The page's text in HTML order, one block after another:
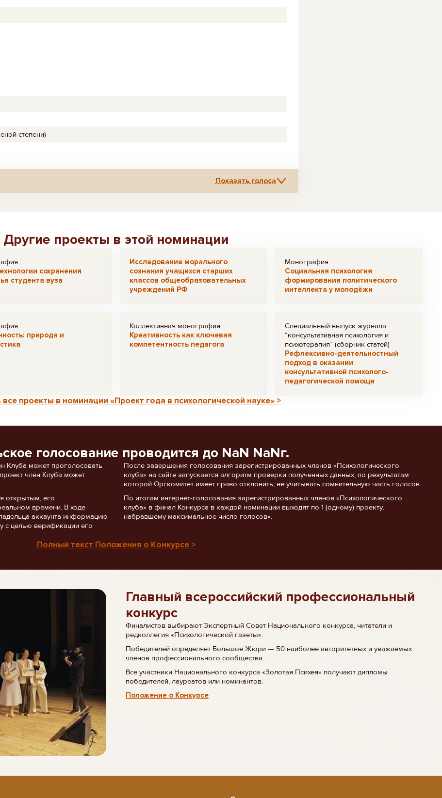
степени)
Показать голоса
Другие проекты в этой номинации
сохранения
студента вуза
Исследование морального
сознания учащихся старших
классов общеобразовательных
учреждений РФ
Монография
Социальная психология
формирования политического
интеллекта у молодёжи
природа и
Коллективная монография
Креативность как ключевая
компетентность педагога
Специальный выпуск журнала
“консультативная психология и
психотерапия” (сборник статей)
Рефлексивно-деятельностный
подход в оказании
консультативной психолого-
педагогической помощи
проекты в номинации «Проект года в психологической науке» >
голосование проводится до NaN NaNг.
Клуба может проголосовать
член Клуба может
открытым, его
времени. В ходе
аккаунта информацию
с целью верификации его
После завершения голосования зарегистрированных членов «Психологического
клуба» на сайте запускается алгоритм проверки полученных данных, по результатам
которой Оргкомитет имеет право отклонить, не учитывать сомнительную часть голосов.
По итогам интернет-голосования зарегистрированных членов «Психологического
клуба» в финал Конкурса в каждой номинации выходят по 1 (одному) проекту,
набравшему максимальное число голосов».
Полный текст Положения о Конкурсе >
Главный всероссийский профессиональный
конкурс
Финалистов выбирают Экспертный Совет Национального конкурса, читатели и
редколлегия «Психологической газеты».
Победителей определяет Большое Жюри — 50 наиболее авторитетных и уважаемых
членов профессионального сообщества.
Все участники Национального конкурса «Золотая Психея» получают дипломы
победителей, лауреатов или номинантов.
Положение о Конкурсе